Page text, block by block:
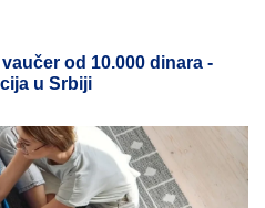
od 10.000 dinara -
u Srbiji